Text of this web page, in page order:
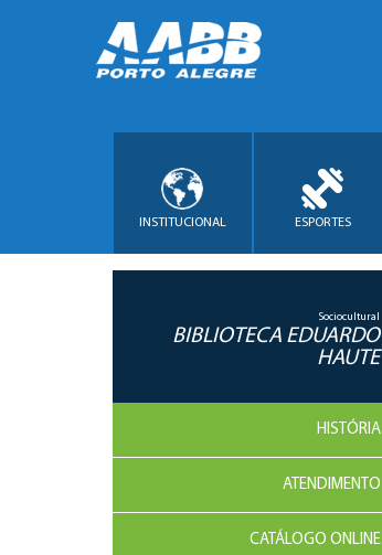
INSTITUCIONAL ESPORTES
Sociocultural
BIBLIOTECA EDUARDO
HAUTE
HISTÓRIA
ATENDIMENTO
CATÁLOGO ONLINE